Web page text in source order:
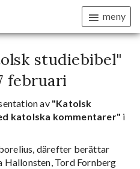
meny
studiebibel"
februari
av "Katolsk
katolska kommentarer" i
därefter berättar
Hallonsten, Tord Fornberg